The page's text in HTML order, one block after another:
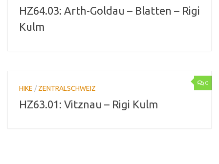
HZ64.03: Arth-Goldau – Blatten – Rigi
Kulm
0
HIKE /ZENTRALSCHWEIZ
HZ63.01: Vitznau – Rigi Kulm